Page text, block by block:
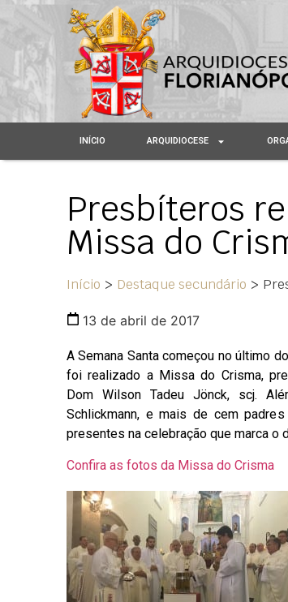
INÍCIO ARQUIDIOCESE
Presbíteros
Missa do
Início > Destaque secundário >
13 de abril de 2017
A Semana Santa começou no último
foi realizado a Missa do Crisma,
Dom Wilson Tadeu Jönck, scj.
Schlickmann, e mais de cem
presentes na celebração que marca o
Confira as fotos da Missa do Crisma